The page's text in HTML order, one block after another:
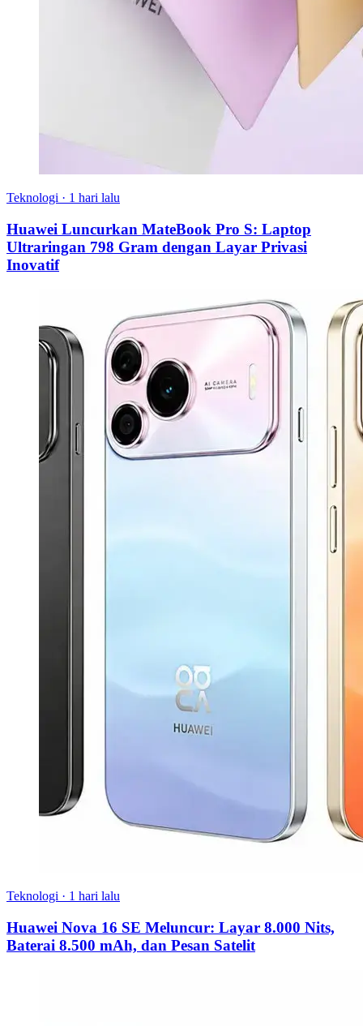
Teknologi · 1 hari lalu
Huawei Luncurkan MateBook Pro S: Laptop
Ultraringan 798 Gram dengan Layar Privasi
Inovatif
Teknologi · 1 hari lalu
Huawei Nova 16 SE Meluncur: Layar 8.000 Nits,
Baterai 8.500 mAh, dan Pesan Satelit